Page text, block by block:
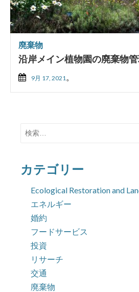
廃棄物
沿岸メイン植物園の廃棄物
9月 17, 2021 。
検
象:
カテゴリー
Ecological Restoration and
エネルギー
婚約
フードサービス
投資
リサーチ
交通
廃棄物